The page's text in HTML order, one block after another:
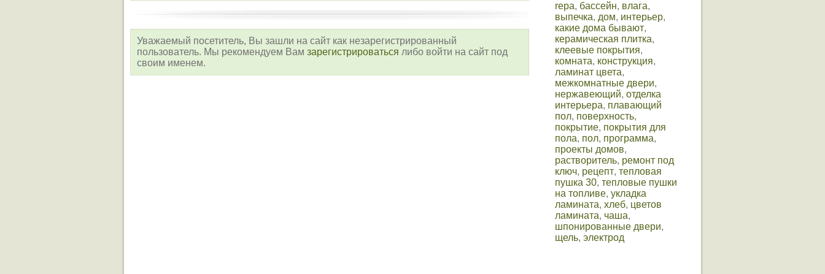
Уважаемый посетитель, Вы зашли на сайт как незарегистрированный
пользователь. Мы рекомендуем Вам зарегистрироваться либо войти на сайт под
своим именем.
repa, бассейн, влага,
выпечка, дом, интерьер,
какие дома бывают,
керамическая плитка,
клеевые покрытия,
комната, конструкция,
ламинат цвета,
межкомнатные двери,
нержавеющий, отделка
интерьера, плавающий
пол, поверхность,
покрытие, покрытия для
пола, пол, программа,
проекты домов,
растворитель, ремонт под
ключ, рецепт, тепловая
пушка 30, тепловые пушки
на топливе, укладка
ламината, хлеб, цветов
ламината, чаша,
шпонированные двери,
щель, электрод